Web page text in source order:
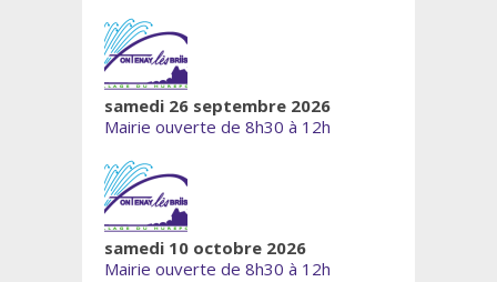
samedi 26 septembre 2026
Mairie ouverte de 8h30 à 12h
samedi 10 octobre 2026
Mairie ouverte de 8h30 à 12h